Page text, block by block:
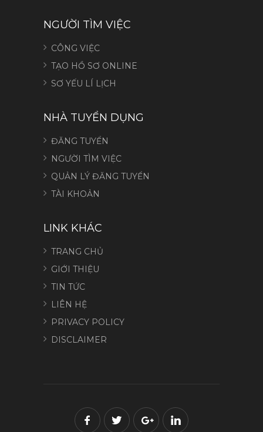
NGƯỜI TÌM VIỆC
CÔNG VIỆC
TẠO HỒ SƠ ONLINE
SƠ YẾU LÍ LỊCH
NHÀ TUYỂN DỤNG
ĐĂNG TUYỂN
NGƯỜI TÌM VIỆC
QUẢN LÝ ĐĂNG TUYỂN
TÀI KHOẢN
LINK KHÁC
TRANG CHỦ
GIỚI THIỆU
TIN TỨC
LIÊN HỆ
PRIVACY POLICY
DISCLAIMER